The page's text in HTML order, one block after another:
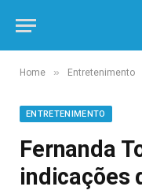
Home » Entretenimento
ENTRETENIMENTO
Fernanda
indicações